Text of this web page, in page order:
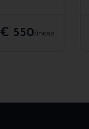
€ 550/mese